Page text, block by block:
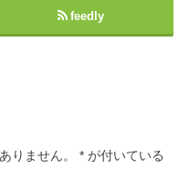
feedly
りません。 * が付いている